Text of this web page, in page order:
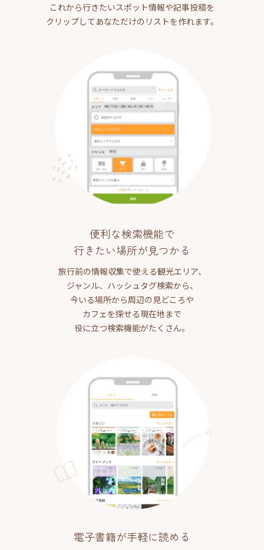
これから行きたいスポット情報や記事投稿を
クリップしてあなただけのリストを作れます。
便利な検索機能で
行きたい場所が見つかる
旅行前の情報収集で使える観光エリア、
ジャンル、ハッシュタグ検索から、
今いる場所から周辺の見どころや
カフェを探せる現在地まで
役に立つ検索機能がたくさん。
電子書籍が手軽に読める